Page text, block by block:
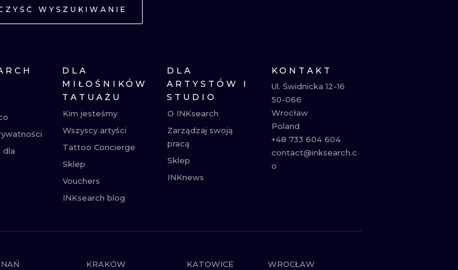
MINIMALISTYCZNE ABSTRAKCYJNE
WYSZUKIWANIE
dla
DLA
MIŁOŚNIKÓW
TATUAŻU
Kim jesteśmy
Wszyscy artyści
Tattoo Concierge
Sklep
Vouchers
INKsearch blog
DLA
ARTYSTÓW I
STUDIO
O INKsearch
Zarządzaj swoją
pracą
Sklep
INKnews
KONTAKT
Ul. Świdnicka 12-16
50-066
Wrocław
Poland
+48 733 604 604
contact@inksearch.c
o
KRAKÓW KATOWICE WROCŁAW